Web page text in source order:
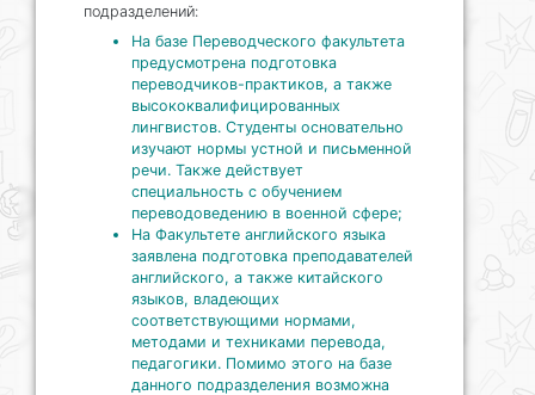
подразделений:
На базе Переводческого факультета
предусмотрена подготовка
переводчиков-практиков, а также
высококвалифицированных
лингвистов. Студенты основательно
изучают нормы устной и письменной
речи. Также действует
специальность с обучением
переводоведению в военной сфере;
На Факультете английского языка
заявлена подготовка преподавателей
английского, а также китайского
языков, владеющих
соответствующими нормами,
методами и техниками перевода,
педагогики. Помимо этого на базе
данного подразделения возможна